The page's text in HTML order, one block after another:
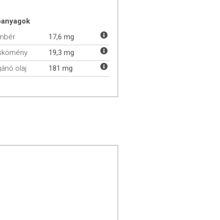
17,6 mg
19,3 mg
olaj
181 mg